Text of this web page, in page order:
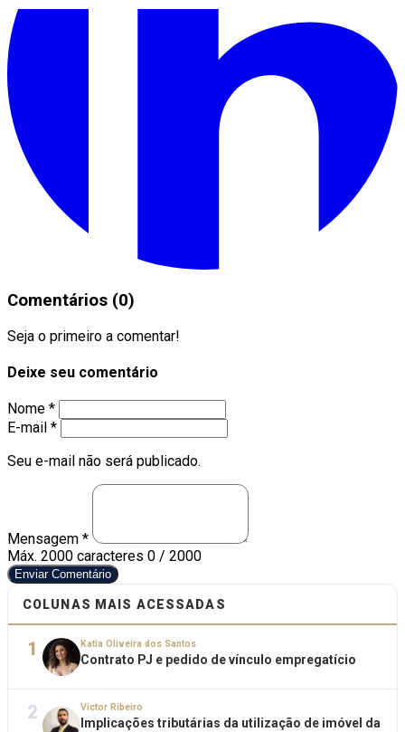
Comentários (0)
Seja o primeiro a comentar!
Deixe seu comentário
Nome *
E-mail *
Seu e-mail não será publicado.
Mensagem *
Máx. 2000 caracteres 0 / 2000
Enviar Comentário
COLUNAS MAIS ACESSADAS
1 Katia Oliveira dos Santos
Contrato PJ e pedido de vínculo empregatício
2 Victor Ribeiro
Implicações tributárias da utilização de imóvel da